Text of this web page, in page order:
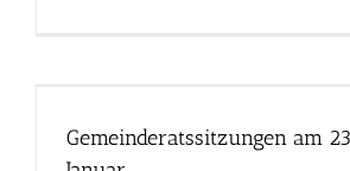
Gemeinderatssitzungen am